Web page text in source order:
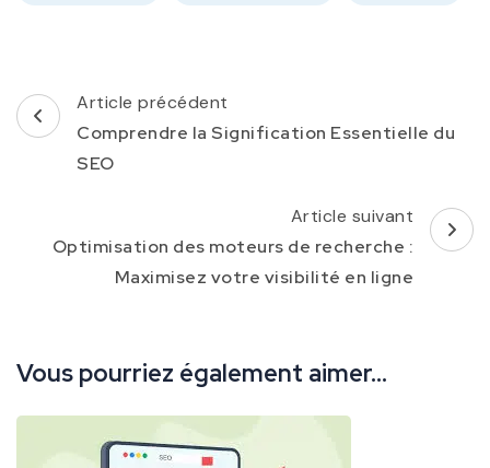
Navigation
d'article
Article précédent
Comprendre la Signification Essentielle du
SEO
Article suivant
Optimisation des moteurs de recherche :
Maximisez votre visibilité en ligne
Vous pourriez également aimer...